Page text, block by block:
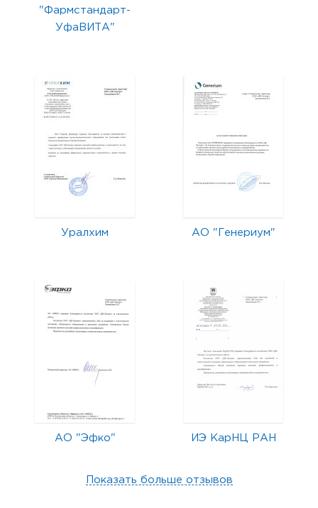
"Фармстандарт-
УфаВИТА"
Уралхим АО "Генериум"
АО "Эфко" ИЭ КарНЦ РАН
Показать больше отзывов